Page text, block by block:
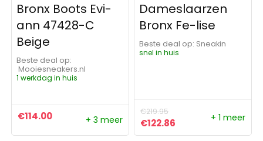
Bronx Boots Evi-
ann 47428-C
Beige
Beste deal op:
Mooiesneakers.nl
1 werkdag in huis
€114.00 + 3 meer
Dameslaarzen
Bronx Fe-lise
Beste deal op:
Sneakin
snel in huis
€219.95
Oorspronkelijke prijs was:
€122.86 Huidige prijs is:
+ 1 meer